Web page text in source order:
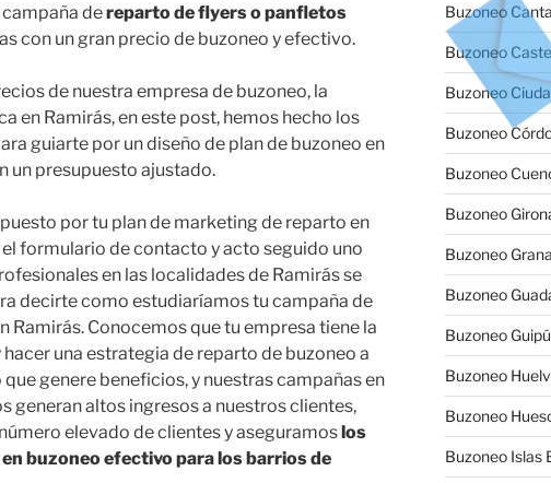
dereparto de flyers o panfletos
con un gran precio de buzoneo y efectivo.
de nuestra empresa de buzoneo, la
en Ramirás, en este post, hemos hecho los
guiarte por un diseño de plan de buzoneo en
un presupuesto ajustado.
por tu plan de marketing de reparto en
formulario de contacto y acto seguido uno
en las localidades de Ramirás se
decirte como estudiaríamos tu campaña de
Ramirás. Conocemos que tu empresa tiene la
una estrategia de reparto de buzoneo a
genere beneficios, y nuestras campañas en
generan altos ingresos a nuestros clientes,
elevado de clientes y aseguramoslos
buzoneo efectivo para los barrios de
Buzoneo
Buzoneo
Buzoneo
Buzoneo
Buzoneo
Buzoneo
Buzoneo
Buzoneo
Buzoneo
Buzoneo
Buzoneo
Buzoneo Islas